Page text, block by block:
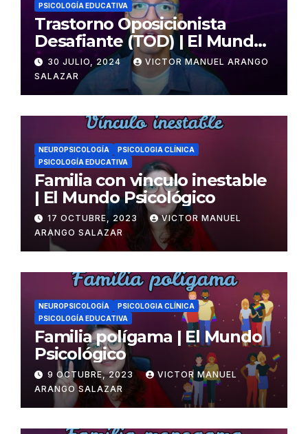
PSICOLOGÍA EDUCATIVA
Trastorno Oposicionista
Desafiante (TOD) | El Mundo
Psicológico
30 JULIO, 2024
VICTOR MANUEL ARANGO
SALAZAR
NEUROPSICOLOGÍA
PSICOLOGIA CLÍNICA
PSICOLOGÍA EDUCATIVA
Familia con vinculo inestable
| El Mundo Psicológico
17 OCTUBRE, 2023
VICTOR MANUEL
ARANGO SALAZAR
NEUROPSICOLOGÍA
PSICOLOGIA CLÍNICA
PSICOLOGÍA EDUCATIVA
Familia polígama | El Mundo
Psicológico
9 OCTUBRE, 2023
VICTOR MANUEL
ARANGO SALAZAR